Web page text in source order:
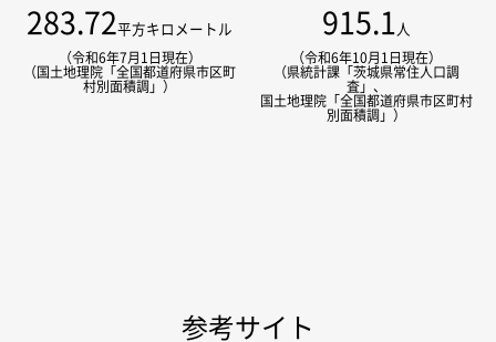
283.72平方キロメートル
（令和6年7月1日現在）
（国土地理院「全国都道府県市区町
村別面積調」）
915.1 人
（令和6年10月1日現在）
（県統計課「茨城県常住人口調
査」、
国土地理院「全国都道府県市区町村
別面積調」）
参考サイト